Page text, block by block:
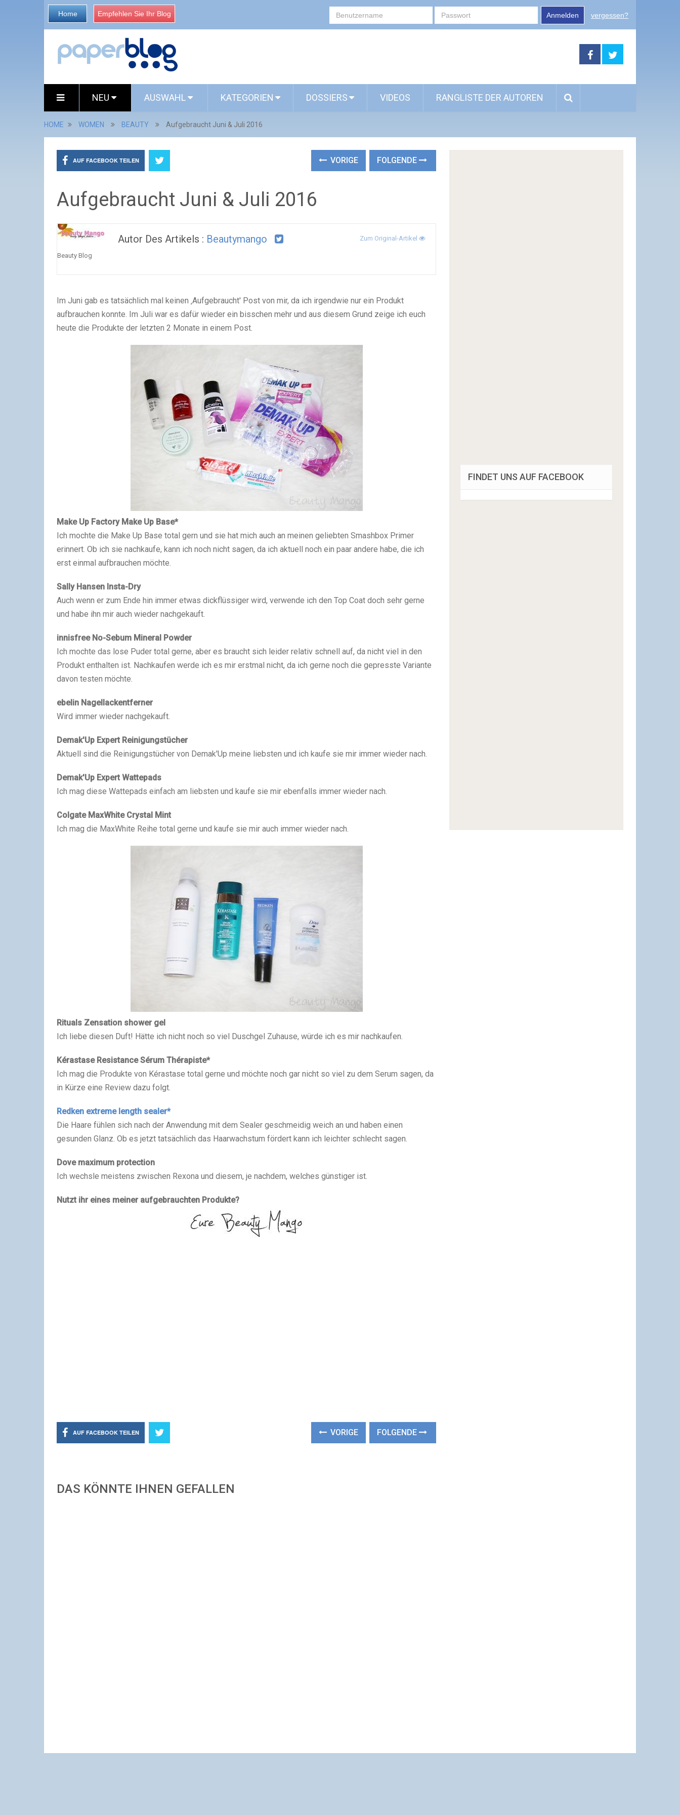
Home Empfehlen Sie Ihr Blog Anmelden vergessen?
NEU AUSWAHL KATEGORIEN DOSSIERS VIDEOS RANGLISTE DER AUTOREN
HOME WOMEN BEAUTY Aufgebraucht Juni & Juli 2016
AUF FACEBOOK TEILEN VORIGE FOLGENDE
Aufgebraucht Juni & Juli 2016
Autor Des Artikels : Beautymango Zum Original-Artikel
Beauty Blog
Im Juni gab es tatsächlich mal keinen ‚Aufgebraucht' Post von mir, da ich irgendwie nur ein Produkt
aufbrauchen konnte. Im Juli war es dafür wieder ein bisschen mehr und aus diesem Grund zeige ich euch
heute die Produkte der letzten 2 Monate in einem Post.
Make Up Factory Make Up Base*
Ich mochte die Make Up Base total gern und sie hat mich auch an meinen geliebten Smashbox Primer
erinnert. Ob ich sie nachkaufe, kann ich noch nicht sagen, da ich aktuell noch ein paar andere habe, die ich
erst einmal aufbrauchen möchte.
Sally Hansen Insta-Dry
Auch wenn er zum Ende hin immer etwas dickflüssiger wird, verwende ich den Top Coat doch sehr gerne
und habe ihn mir auch wieder nachgekauft.
innisfree No-Sebum Mineral Powder
Ich mochte das lose Puder total gerne, aber es braucht sich leider relativ schnell auf, da nicht viel in den
Produkt enthalten ist. Nachkaufen werde ich es mir erstmal nicht, da ich gerne noch die gepresste Variante
davon testen möchte.
ebelin Nagellackentferner
Wird immer wieder nachgekauft.
Demak'Up Expert Reinigungstücher
Aktuell sind die Reinigungstücher von Demak'Up meine liebsten und ich kaufe sie mir immer wieder nach.
Demak'Up Expert Wattepads
Ich mag diese Wattepads einfach am liebsten und kaufe sie mir ebenfalls immer wieder nach.
Colgate MaxWhite Crystal Mint
Ich mag die MaxWhite Reihe total gerne und kaufe sie mir auch immer wieder nach.
Rituals Zensation shower gel
Ich liebe diesen Duft! Hätte ich nicht noch so viel Duschgel Zuhause, würde ich es mir nachkaufen.
Kérastase Resistance Sérum Thérapiste*
Ich mag die Produkte von Kérastase total gerne und möchte noch gar nicht so viel zu dem Serum sagen, da
in Kürze eine Review dazu folgt.
Redken extreme length sealer*
Die Haare fühlen sich nach der Anwendung mit dem Sealer geschmeidig weich an und haben einen
gesunden Glanz. Ob es jetzt tatsächlich das Haarwachstum fördert kann ich leichter schlecht sagen.
Dove maximum protection
Ich wechsle meistens zwischen Rexona und diesem, je nachdem, welches günstiger ist.
Nutzt ihr eines meiner aufgebrauchten Produkte?
AUF FACEBOOK TEILEN VORIGE FOLGENDE
DAS KÖNNTE IHNEN GEFALLEN
FINDET UNS AUF FACEBOOK